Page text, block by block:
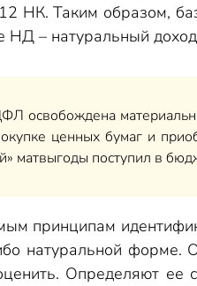
НК. Таким образом,
– натуральный
освобождена
ценных бумаг и
матвыгоды поступил в
принципам
натуральной форме.
Определяют ее